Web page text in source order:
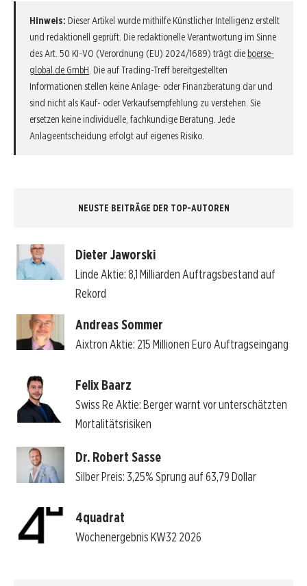
Hinweis: Dieser Artikel wurde mithilfe Künstlicher Intelligenz erstellt
und redaktionell geprüft. Die redaktionelle Verantwortung im Sinne
des Art. 50 KI-VO (Verordnung (EU) 2024/1689) trägt die boerse-
global.de GmbH. Die auf Trading-Treff bereitgestellten
Informationen stellen keine Anlage- oder Finanzberatung dar und
sind nicht als Kauf- oder Verkaufsempfehlung zu verstehen. Sie
ersetzen keine individuelle, fachkundige Beratung. Jede
Anlageentscheidung erfolgt auf eigenes Risiko.
NEUSTE BEITRÄGE DER TOP-AUTOREN
Dieter Jaworski
Linde Aktie: 8,1 Milliarden Auftragsbestand auf
Rekord
Andreas Sommer
Aixtron Aktie: 215 Millionen Euro Auftragseingang
Felix Baarz
Swiss Re Aktie: Berger warnt vor unterschätzten
Mortalitätsrisiken
Dr. Robert Sasse
Silber Preis: 3,25% Sprung auf 63,79 Dollar
4quadrat
Wochenergebnis KW32 2026